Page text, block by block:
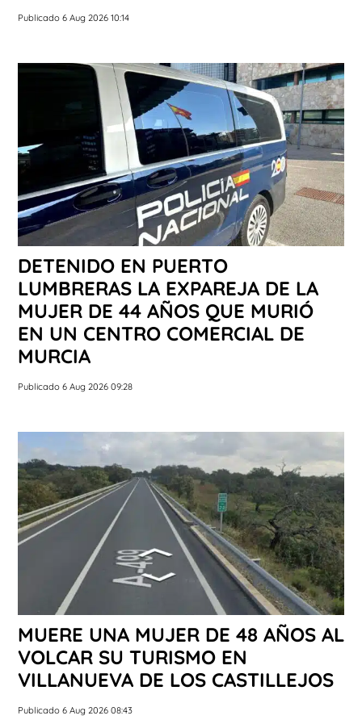
Publicado 6 Aug 2026 10:14
DETENIDO EN PUERTO
LUMBRERAS LA EXPAREJA DE LA
MUJER DE 44 AÑOS QUE MURIÓ
EN UN CENTRO COMERCIAL DE
MURCIA
Publicado 6 Aug 2026 09:28
MUERE UNA MUJER DE 48 AÑOS AL
VOLCAR SU TURISMO EN
VILLANUEVA DE LOS CASTILLEJOS
Publicado 6 Aug 2026 08:43